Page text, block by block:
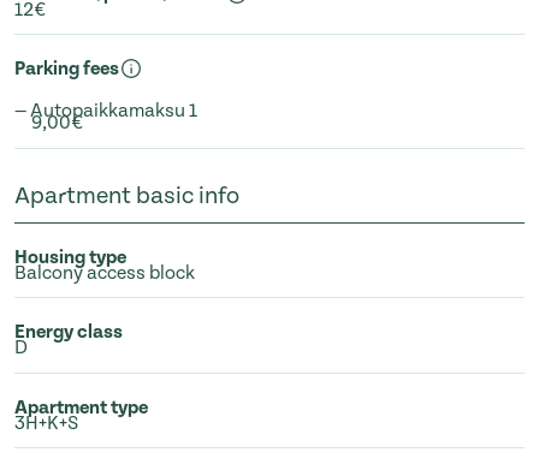
12€
Parking fees
— Autopaikkamaksu 1
9,00€
Apartment basic info
Housing type
Balcony access block
Energy class
D
Apartment type
3H+K+S